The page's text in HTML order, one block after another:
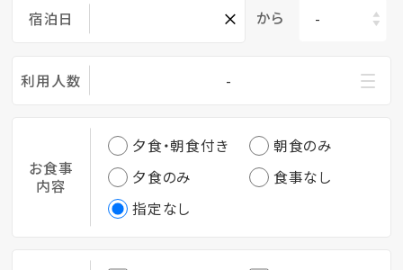
宿泊日 × から
利用人数 -
お食事
内容
夕食・朝食付き
朝食のみ
夕食のみ
食事なし
指定なし